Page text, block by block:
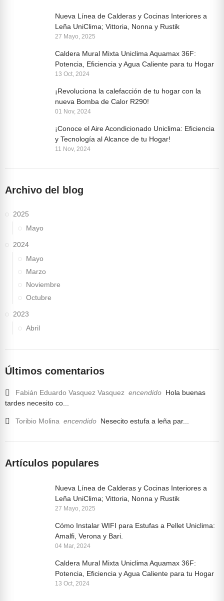
Nueva Línea de Calderas y Cocinas Interiores a
Leña UniClima; Vittoria, Nonna y Rustik
27 Mayo, 2025
Caldera Mural Mixta Uniclima Aquamax 36F:
Potencia, Eficiencia y Agua Caliente para tu Hogar
13 Oct, 2024
¡Revoluciona la calefacción de tu hogar con la
nueva Bomba de Calor R290!
01 Nov, 2024
¡Conoce el Aire Acondicionado Uniclima: Eficiencia
y Tecnología al Alcance de tu Hogar!
11 Nov, 2024
Archivo del blog
2025
Mayo
2024
Mayo
Marzo
Noviembre
Octubre
2023
Abril
Últimos comentarios
Fabián Eduardo Vasquez Vasquez encendido Hola buenas
tardes necesito co...
Toribio Molina encendido Nesecito estufa a leña par...
Artículos populares
Nueva Línea de Calderas y Cocinas Interiores a
Leña UniClima; Vittoria, Nonna y Rustik
27 Mayo, 2025
Cómo Instalar WIFI para Estufas a Pellet Uniclima:
Amalfi, Verona y Bari.
04 Mar, 2024
Caldera Mural Mixta Uniclima Aquamax 36F:
Potencia, Eficiencia y Agua Caliente para tu Hogar
13 Oct, 2024